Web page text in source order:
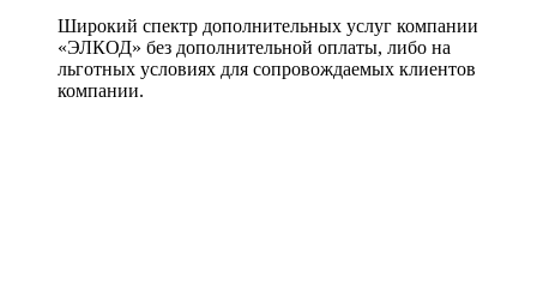
Широкий спектр дополнительных услуг компании
«ЭЛКОД» без дополнительной оплаты, либо на
льготных условиях для сопровождаемых клиентов
компании.